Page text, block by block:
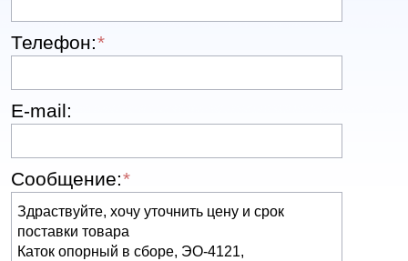
Телефон:*
E-mail:
Сообщение:*